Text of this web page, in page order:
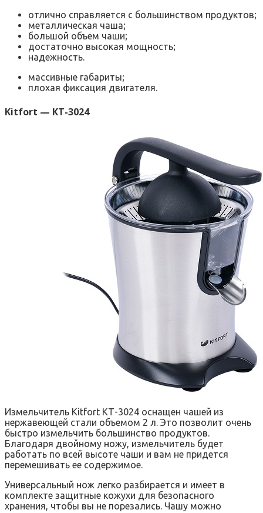
отлично справляется с большинством продуктов;
металлическая чаша;
большой объем чаши;
достаточно высокая мощность;
надежность.
массивные габариты;
плохая фиксация двигателя.
Kitfort — КТ-3024
Измельчитель Kitfort КТ-3024 оснащен чашей из
нержавеющей стали объемом 2 л. Это позволит очень
быстро измельчить большинство продуктов.
Благодаря двойному ножу, измельчитель будет
работать по всей высоте чаши и вам не придется
перемешивать ее содержимое.
Универсальный нож легко разбирается и имеет в
комплекте защитные кожухи для безопасного
хранения, чтобы вы не порезались. Чашу можно